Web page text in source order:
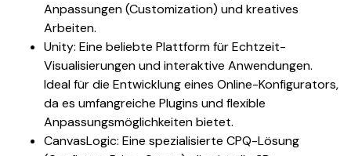
Anpassungen (Customization) und kreatives
Arbeiten.
Unity: Eine beliebte Plattform für Echtzeit-
Visualisierungen und interaktive Anwendungen.
Ideal für die Entwicklung eines Online-Konfigurators,
da es umfangreiche Plugins und flexible
Anpassungsmöglichkeiten bietet.
CanvasLogic: Eine spezialisierte CPQ-Lösung